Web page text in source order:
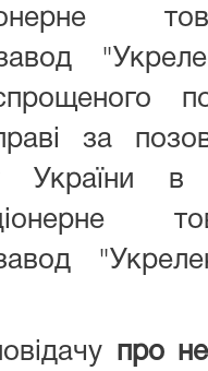
завод
за
України в
завод
про